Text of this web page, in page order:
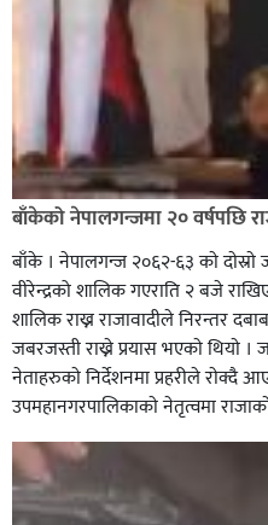
बाँकेको नेपालगन्जमा २० वर्षपछि
बाँके । नेपालगन्ज २०६२-६३ काे
वीरेन्द्रको शालिक गएराति २ बजे
शालिक राख्न राजावादीले निरन्तर
जबरजस्ती राख्ने प्रयास भएकाे थियाे
नेताहरुकाे निर्देशनमा प्रहरीले राेक्दै
उपमहानगरपालिकाकाे नेतृत्वमा